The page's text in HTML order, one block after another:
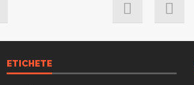
ETICHETE